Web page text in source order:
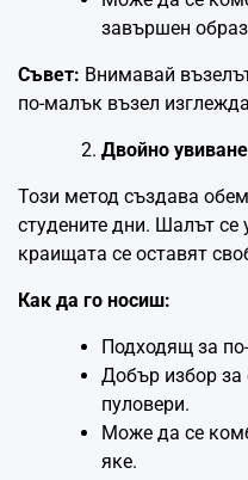
завършен
Съвет: Внимавай
по-малък възел
Двойно увиване
Този метод създава
студените дни. Шалът се
краищата се оставят
Как да го носиш:
Подходящ за
Добър избор за
пуловери.
Може да се
яке.